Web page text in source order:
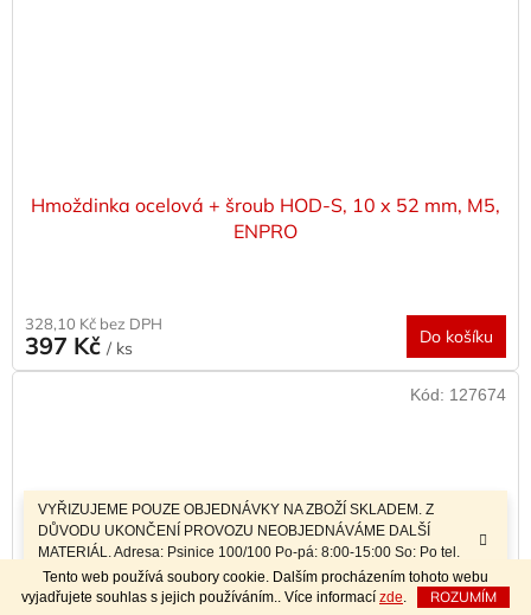
Tento web používá soubory cookie. Dalším procházením tohoto webu
vyjadřujete souhlas s jejich používáním.. Více informací zde ROZUMÍM
VYŘIZUJEME POUZE OBJEDNÁVKY NA ZBOŽÍ SKLADEM. Z
DŮVODU UKONČENÍ PROVOZU NEOBJEDNÁVÁME DALŠÍ
MATERIÁL. Adresa: Psinice 100/100 Po-pá: 8:00-15:00 So: Po tel.
dohodě Sobotní prodej a závozy materiálu po telefonické dohodě.
Hmoždinka ocelová + šroub HOD-S, 10 x 52 mm, M5,
ENPRO
328,10 Kč bez DPH
397 Kč / ks
Do košíku
Kód: 127674